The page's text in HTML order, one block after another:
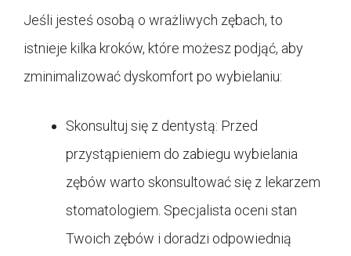
Jeśli jesteś osobą o wrażliwych zębach, to
istnieje kilka kroków, które możesz podjąć, aby
zminimalizować dyskomfort po wybielaniu:
Skonsultuj się z dentystą: Przed
przystąpieniem do zabiegu wybielania
zębów warto skonsultować się z lekarzem
stomatologiem. Specjalista oceni stan
Twoich zębów i doradzi odpowiednią